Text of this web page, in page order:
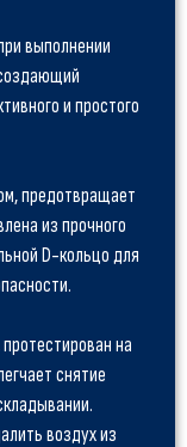
выполнении
и простого
предотвращает
из прочного
D-кольцо для
на
снятие
воздух из